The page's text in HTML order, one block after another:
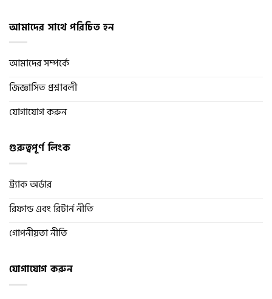
আমাদের সাথে পরিচিত হন
আমাদের সম্পর্কে
জিজ্ঞাসিত প্রশ্নাবলী
যোগাযোগ করুন
গুরুত্বপূর্ণ লিংক
ট্র্যাক অর্ডার
রিফান্ড এবং রিটার্ন নীতি
গোপনীয়তা নীতি
যোগাযোগ করুন